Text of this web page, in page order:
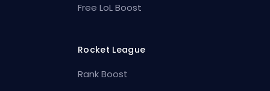
Free LoL Boost
Rocket League
Rank Boost